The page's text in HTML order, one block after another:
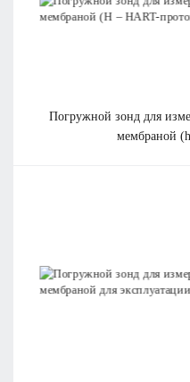
погружной зонд для измерения уровня с керамической
мембраной